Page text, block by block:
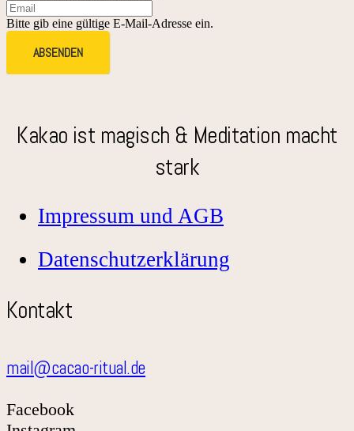
Bitte gib eine gültige E-Mail-Adresse ein.
ABSENDEN
Kakao ist magisch & Meditation macht
stark
Impressum und AGB
Datenschutzerklärung
Kontakt
mail@cacao-ritual.de
Facebook